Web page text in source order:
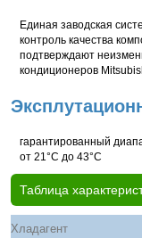
Единая заводская
контроль качества
подтверждают
кондиционеров
гарантированный
от 21°С до 43°С
Таблица
Хладагент